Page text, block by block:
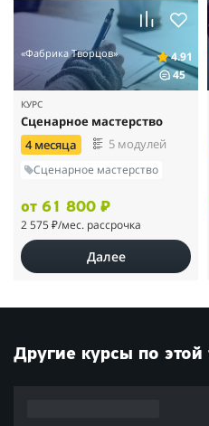
«Фабрика Творцов»
4.91
45
КУРС
Сценарное мастерство
4 месяца
5 модулей
Сценарное мастерство
от 61 800 ₽
2 575 ₽/мес. рассрочка
Далее
Другие курсы по этой